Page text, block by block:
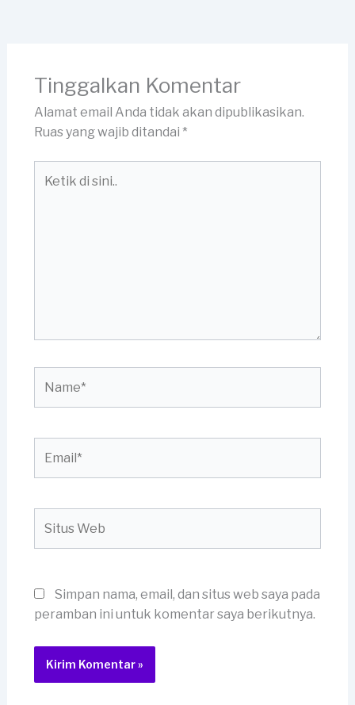
Tinggalkan Komentar
Alamat email Anda tidak akan dipublikasikan.
Ruas yang wajib ditandai *
Web
Simpan nama, email, dan situs web saya pada
peramban ini untuk komentar saya berikutnya.